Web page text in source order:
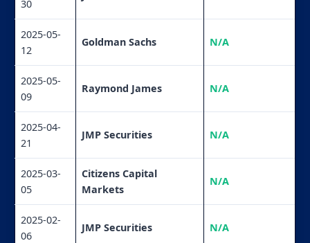
30
2025-05-
12
Goldman Sachs N/A
2025-05-
09
Raymond James N/A
2025-04-
21
JMP Securities N/A
2025-03-
05
Citizens Capital
Markets
N/A
2025-02-
06
JMP Securities N/A